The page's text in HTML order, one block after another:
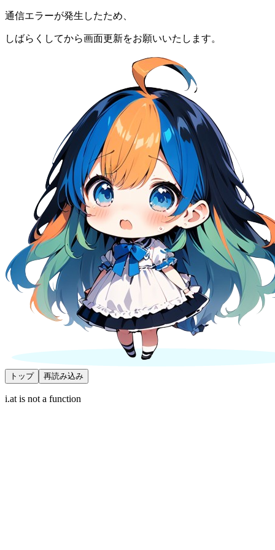
通信エラーが発生したため、
しばらくしてから画面更新をお願いいたします。
トップ 再読み込み
i.at is not a function